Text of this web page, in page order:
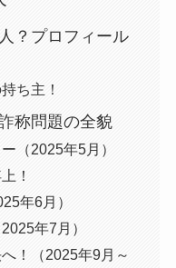
？プロフィール
ち主！
称問題の全貌
（2025年5月）
！
年6月）
年7月）
！（2025年9月～